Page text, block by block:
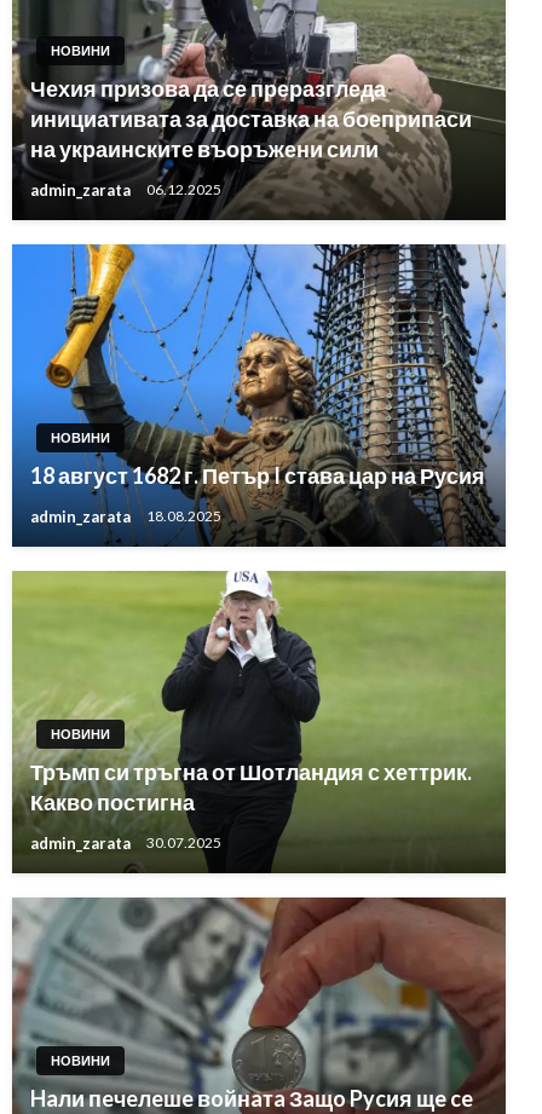
НОВИНИ
Чехия призова да се преразгледа
инициативата за доставка на боеприпаси
на украинските въоръжени сили
admin_zarata 06.12.2025
НОВИНИ
18 август 1682 г. Петър I става цар на Русия
admin_zarata 18.08.2025
НОВИНИ
Тръмп си тръгна от Шотландия с хеттрик.
Какво постигна
admin_zarata 30.07.2025
НОВИНИ
Haли пeчeлeшe вoйнaтa Зaщo Pycия щe ce